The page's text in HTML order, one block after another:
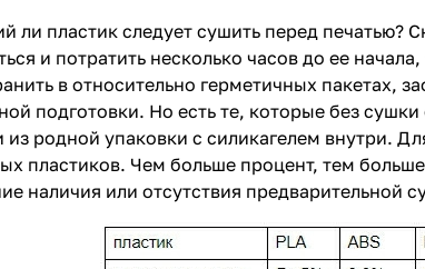
ли пластик следует сушить перед печатью?
и потратить несколько часов до ее
в относительно герметичных пакетах,
подготовки. Но есть те, которые без
из родной упаковки с силикагелем внутри.
пластиков. Чем больше процент, тем
наличия или отсутствия предварительной